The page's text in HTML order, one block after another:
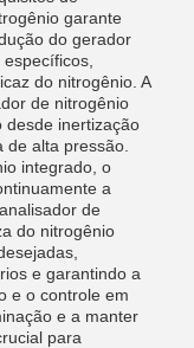
garante
do gerador
do nitrogênio. A
de nitrogênio
desde inertização
alta pressão.
integrado, o
a
de
do nitrogênio
e garantindo a
e o controle em
e a manter
para